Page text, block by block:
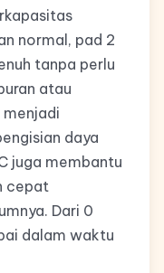
normal, pad 2
tanpa perlu
atau
menjadi
daya
juga membantu
cepat
Dari 0
dalam waktu